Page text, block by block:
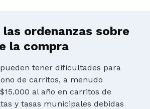
ordenanzas sobre
la compra
tener dificultades para
de carritos, a menudo
al año en carritos de
y tasas municipales debidas